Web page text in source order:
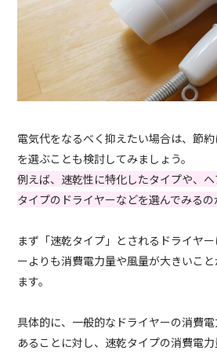
電気代をなるべく抑えたい場合は、節
を選ぶことも検討してみましょう。
例えば、速乾性に特化したタイプや、
タイプのドライヤーなどを選んでみるの
まず「速乾タイプ」とされるドライヤ
ーよりも消費電力量や風量が大きいこ
ます。
具体的に、一般的なドライヤーの消費
あることに対し、速乾タイプの消費電